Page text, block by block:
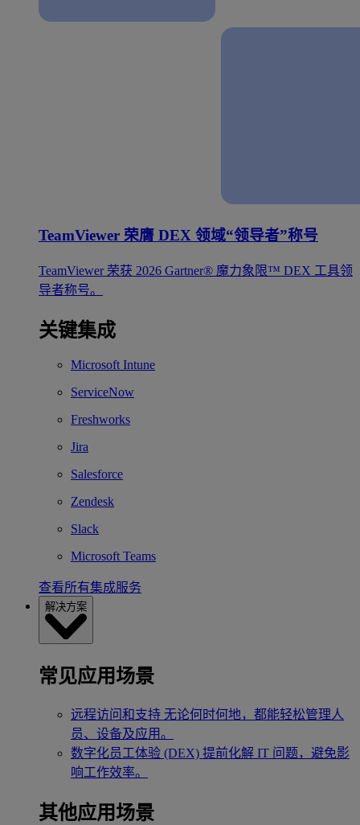
TeamViewer 荣膺 DEX 领域“领导者”称号
TeamViewer 荣获 2026 Gartner® 魔力象限™ DEX 工具领
导者称号。
关键集成
Microsoft Intune
ServiceNow
Freshworks
Jira
Salesforce
Zendesk
Slack
Microsoft Teams
查看所有集成服务
解决方案
常见应用场景
远程访问和支持 无论何时何地，都能轻松管理人
员、设备及应用。
数字化员工体验 (DEX) 提前化解 IT 问题，避免影
响工作效率。
其他应用场景